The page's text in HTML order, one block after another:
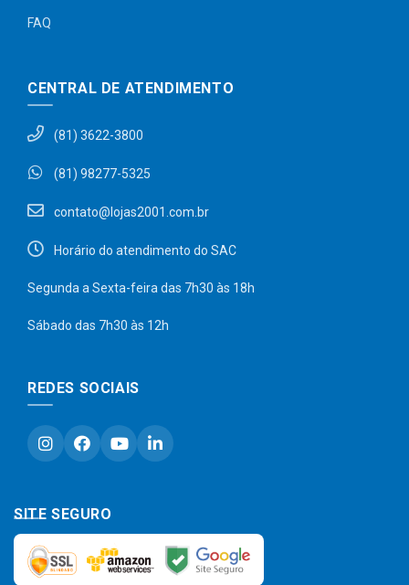
FAQ
CENTRAL DE ATENDIMENTO
(81) 3622-3800
(81) 98277-5325
contato@lojas2001.com.br
Horário do atendimento do SAC
Segunda a Sexta-feira das 7h30 às 18h
Sábado das 7h30 às 12h
REDES SOCIAIS
SITE SEGURO